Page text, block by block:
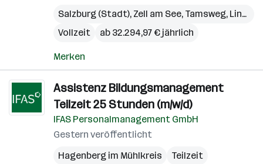
Salzburg (Stadt), Zell am See, Tamsweg, Linz
Vollzeit
ab 32.294,97 € jährlich
Merken
Assistenz Bildungsmanagement
Teilzeit 25 Stunden (m/w/d)
IFAS Personalmanagement GmbH
Gestern veröffentlicht
Hagenberg im Mühlkreis
Teilzeit